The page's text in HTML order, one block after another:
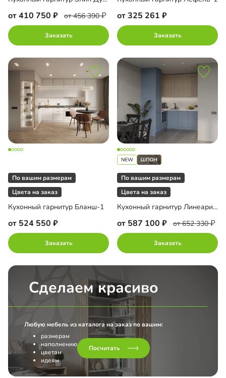
от 410 750 от 456 390
Заказать
от 325 261
Заказать
По вашим размерам
Цвета на заказ
Кухонный гарнитур Бланш-1
от 524 550
Заказать
По вашим размерам
Цвета на заказ
Кухонный гарнитур Линеарис-8
от 587 100 от 652 330
Заказать
Сделаем красиво
Любую мебель из каталога на заказ по вашим:
размерам
наполнению
цветам
идеям
Посчитать